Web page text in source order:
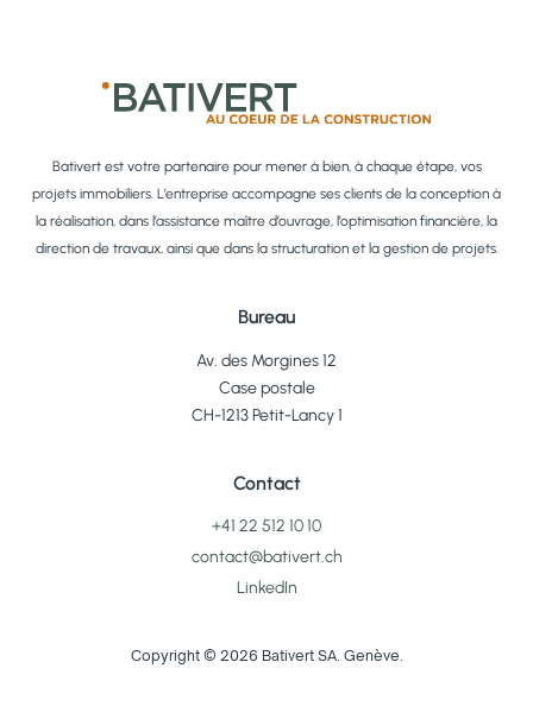
Bativert est votre partenaire pour mener à bien, à chaque étape, vos
projets immobiliers. L’entreprise accompagne ses clients de la conception à
la réalisation, dans l’assistance maître d’ouvrage, l’optimisation financière, la
direction de travaux, ainsi que dans la structuration et la gestion de projets.
Bureau
Av. des Morgines 12
Case postale
CH-1213 Petit-Lancy 1
Contact
+41 22 512 10 10
contact@bativert.ch
LinkedIn
Copyright © 2026 Bativert SA. Genève.